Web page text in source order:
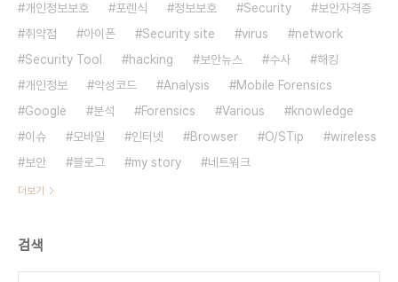
개인정보보호
포렌식 정보보호 Security
보안자격증
취약점
아이폰 Security site virus
network
Security Tool
hacking 보안뉴스 수사
해킹
개인정보
악성코드 Analysis
Mobile Forensics
Google
분석 Forensics Various
knowledge
이슈
모바일 인터넷 Browser O/STip
wireless
보안
블로그 my story 네트워크
더보기
검색